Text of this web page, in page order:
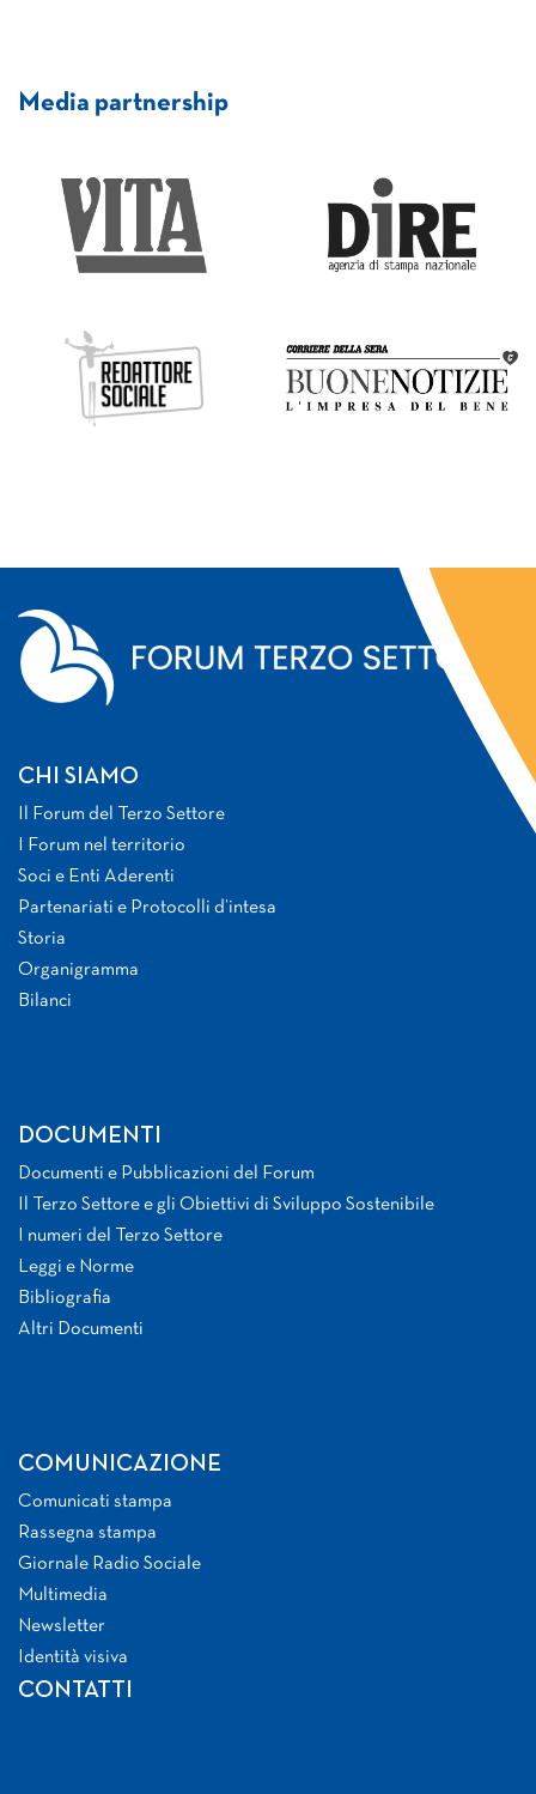
Media partnership
CHI SIAMO
Il Forum del Terzo Settore
I Forum nel territorio
Soci e Enti Aderenti
Partenariati e Protocolli d’intesa
Storia
Organigramma
Bilanci
DOCUMENTI
Documenti e Pubblicazioni del Forum
Il Terzo Settore e gli Obiettivi di Sviluppo Sostenibile
I numeri del Terzo Settore
Leggi e Norme
Bibliografia
Altri Documenti
COMUNICAZIONE
Comunicati stampa
Rassegna stampa
Giornale Radio Sociale
Multimedia
Newsletter
Identità visiva
CONTATTI